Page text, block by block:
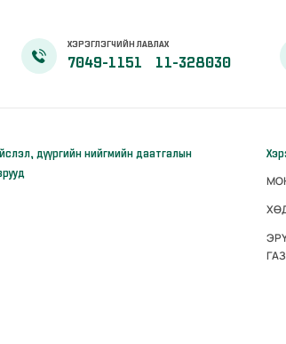
ХЭРЭГЛЭГЧИЙН ЛАВЛАХ
7049-1151 11-328030
дүүргийн нийгмийн даатгалын